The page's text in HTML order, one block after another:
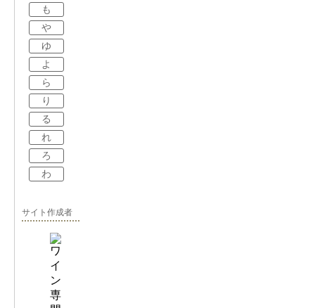
も
や
ゆ
よ
ら
り
る
れ
ろ
わ
サイト作成者